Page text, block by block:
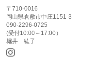
〒710-0016
岡山県倉敷市中庄1151-3
090-2296-0725
(受付10:00～17:00）
堀井 紘子